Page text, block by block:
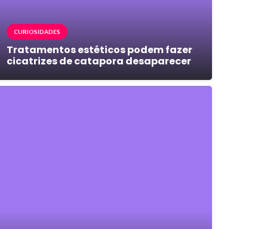
CURIOSIDADES
Tratamentos estéticos podem fazer
cicatrizes de catapora desaparecer